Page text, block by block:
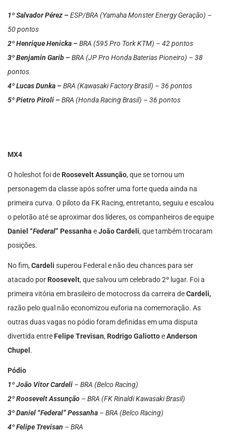
1º Salvador Pérez – ESP/BRA (Yamaha Monster Energy Geração) –
50 pontos
2º Henrique Henicka – BRA (595 Pro Tork KTM) – 42 pontos
3º Benjamin Garib – BRA (JP Pro Honda Baterias Pioneiro) – 38
pontos
4º Lucas Dunka – BRA (Kawasaki Factory Brasil) – 36 pontos
5º Pietro Piroli – BRA (Honda Racing Brasil) – 36 pontos
MX4
O holeshot foi de Roosevelt Assunção, que se tornou um
personagem da classe após sofrer uma forte queda ainda na
primeira curva. O piloto da FK Racing, entretanto, seguiu e escalou
o pelotão até se aproximar dos líderes, os companheiros de equipe
Daniel “Federal” Pessanha eJoão Cardeli, que também trocaram
posições.
No fim, Cardeli superou Federal e não deu chances para ser
atacado por Roosevelt, que salvou um celebrado 2º lugar. Foi a
primeira vitória em brasileiro de motocross da carreira deCardeli,
razão pelo qual não economizou euforia na comemoração. As
outras duas vagas no pódio foram definidas em uma disputa
divertida entre Felipe Trevisan, Rodrigo GaliottoeAnderson
Chupel .
Pódio
1º João Vitor Cardeli – BRA (Belco Racing)
2º Roosevelt Assunção – BRA (FK Rinaldi Kawasaki Brasil)
3º Daniel “Federal” Pessanha – BRA (Belco Racing)
4º Felipe Trevisan – BRA